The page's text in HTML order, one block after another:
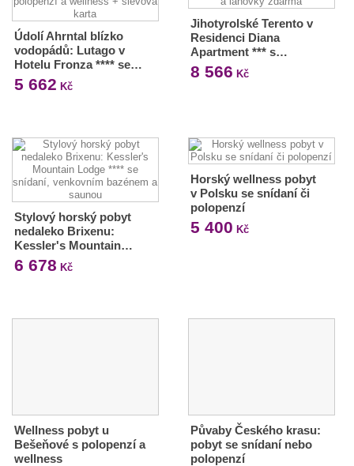
Údolí Ahrntal blízko
vodopádů: Lutago v
Hotelu Fronza **** se…
5 662 Kč
Jihotyrolské Terento v
Residenci Diana
Apartment *** s…
8 566 Kč
Stylový horský pobyt
nedaleko Brixenu:
Kessler's Mountain…
6 678 Kč
Horský wellness pobyt
v Polsku se snídaní či
polopenzí
5 400 Kč
Wellness pobyt u
Bešeňové s polopenzí a
wellness
Půvaby Českého krasu:
pobyt se snídaní nebo
polopenzí